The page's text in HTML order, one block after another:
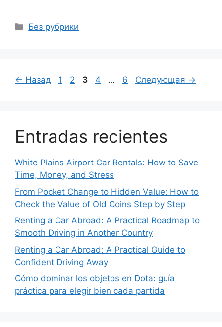
Рубрики
Без рубрики
← Назад Страница
1 Страница
2 Страница
3 Страница
4 … Страница
6 Следующая →
Entradas recientes
White Plains Airport Car Rentals: How to Save
Time, Money, and Stress
From Pocket Change to Hidden Value: How to
Check the Value of Old Coins Step by Step
Renting a Car Abroad: A Practical Roadmap to
Smooth Driving in Another Country
Renting a Car Abroad: A Practical Guide to
Confident Driving Away
Cómo dominar los objetos en Dota: guía
práctica para elegir bien cada partida